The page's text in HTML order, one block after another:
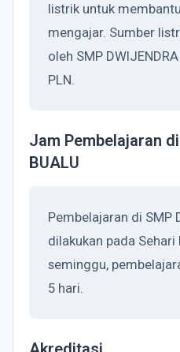
listrik untuk
mengajar. Sumber
oleh SMP
PLN.
Jam Pembelajaran
BUALU
Pembelajaran di SMP
dilakukan pada Sehari
seminggu,
5 hari.